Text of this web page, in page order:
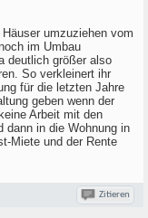
umzuziehen vom
im Umbau
deutlich größer also
So verkleinert ihr
für die letzten Jahre
geben wenn der
Arbeit mit den
dann in die Wohnung in
Miete und der Rente
Zitieren